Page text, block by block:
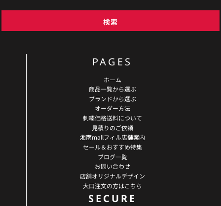
検索
PAGES
ホーム
商品一覧から選ぶ
ブランドから選ぶ
オーダー方法
刺繍価格送料について
見積りのご依頼
湘南mallフィル店舗案内
セール＆おすすめ特集
ブログ一覧
お問い合わせ
店舗オリジナルデザイン
大口注文の方はこちら
SECURE